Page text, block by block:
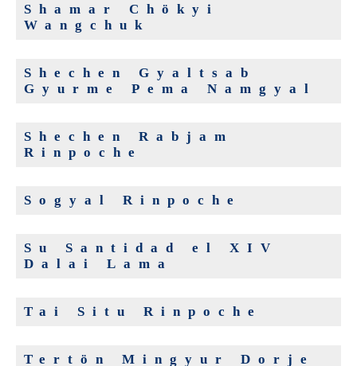
Shamar Chökyi
Wangchuk
Shechen Gyaltsab
Gyurme Pema Namgyal
Shechen Rabjam
Rinpoche
Sogyal Rinpoche
Su Santidad el XIV
Dalai Lama
Tai Situ Rinpoche
Tertön Mingyur Dorje